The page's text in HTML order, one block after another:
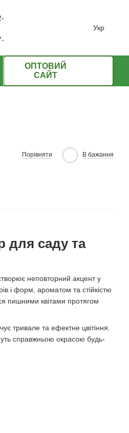
Укр
ОПТОВИЙ
САЙТ
Порівняти В бажання
для саду та
неповторний акцент у
і форм, ароматом та стійкістю
пишними квітами протягом
тривале та ефектне цвітіння.
справжньою окрасою будь-